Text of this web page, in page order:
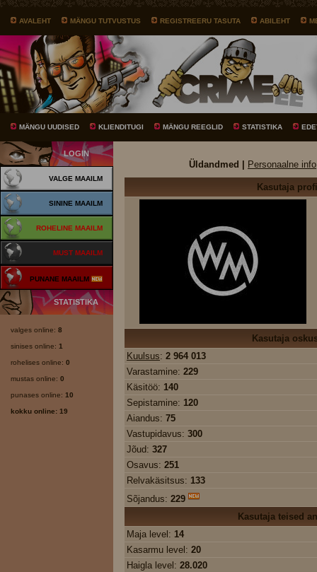
AVALEHT MÄNGU TUTVUSTUS REGISTREERU TASUTA ABILEHT
MÄNGU UUDISED KLIENDITUGI MÄNGU REEGLID STATISTIKA
LOGIN
VALGE MAAILM
SININE MAAILM
ROHELINE MAAILM
MUST MAAILM
PUNANE MAAILM
STATISTIKA
valges online: 8
sinises online: 1
rohelises online: 0
mustas online: 0
punases online: 10
kokku online: 19
Üldandmed | Personaalne info
Kasutaja
Kasutaja
Kuulsus: 2 964 013
Varastamine: 229
Käsitöö: 140
Sepistamine: 120
Aiandus: 75
Vastupidavus: 300
Jõud: 327
Osavus: 251
Relvakäsitsus: 133
Sõjandus: 229
Kasutaja teised
Maja level: 14
Kasarmu level: 20
Haigla level: 28.020